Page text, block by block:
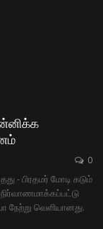
0
- பிரதமர் மோடி கடும்
நேற்று வெளியானது.